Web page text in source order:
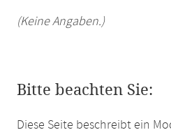
(Keine Angaben.)
Bitte beachten Sie:
Diese Seite beschreibt ein